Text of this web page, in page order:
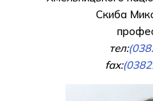
Скиба
тел:
fax: